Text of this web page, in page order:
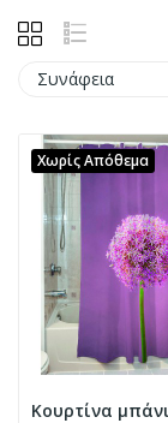
Συνάφεια
Χωρίς Απόθεμα